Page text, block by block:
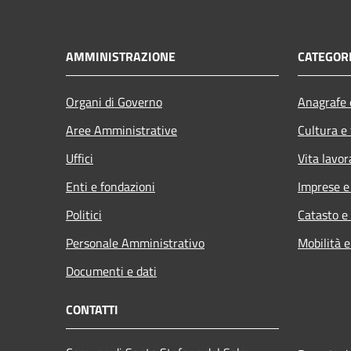
AMMINISTRAZIONE
Organi di Governo
Aree Amministrative
Uffici
Enti e fondazioni
Politici
Personale Amministrativo
Documenti e dati
Cultura
Vita
Imprese
Catasto
Mobilità
CONTATTI